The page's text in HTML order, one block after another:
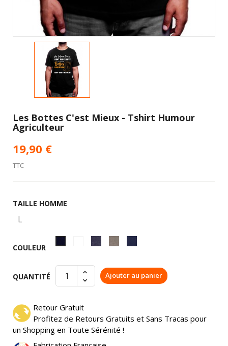
Les Bottes C'est Mieux - Tshirt Humour
Agriculteur
19,90 €
TTC
TAILLE HOMME
COULEUR
Blanc
QUANTITÉ Ajouter au panier
Retour Gratuit
Profitez de Retours Gratuits et Sans Tracas pour
un Shopping en Toute Sérénité !